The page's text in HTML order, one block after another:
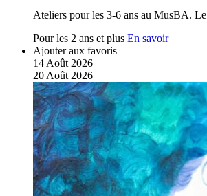
Ateliers pour les 3-6 ans au MusBA.
Pour les 2 ans et plus En savoir
Ajouter aux favoris
14 Août 2026
20 Août 2026